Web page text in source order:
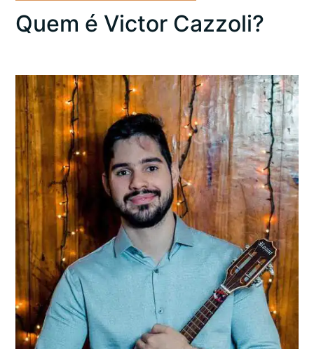
Quem é Victor Cazzoli?